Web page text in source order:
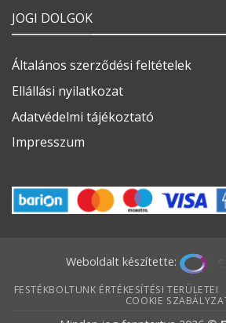
JOGI DOLGOK
Általános szerződési feltételek
Ellállási nyilatkozat
Adatvédelmi tájékoztató
Impresszum
Weboldalt készítette:
FESTÉKBOLTUNK ÉRTÉKESÍTÉSI TERÜLETEI
COOKIE